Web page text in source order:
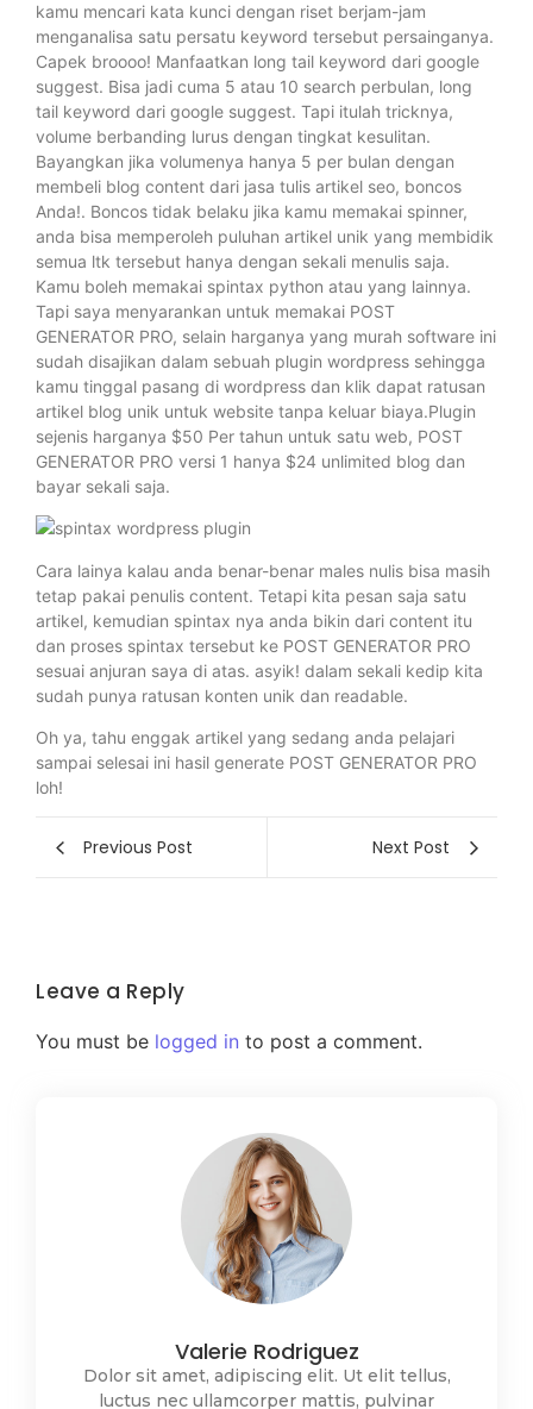
kamu mencari kata kunci dengan riset berjam-jam
menganalisa satu persatu keyword tersebut persainganya.
Capek broooo! Manfaatkan long tail keyword dari google
suggest. Bisa jadi cuma 5 atau 10 search perbulan, long
tail keyword dari google suggest. Tapi itulah tricknya,
volume berbanding lurus dengan tingkat kesulitan.
Bayangkan jika volumenya hanya 5 per bulan dengan
membeli blog content dari jasa tulis artikel seo, boncos
Anda!. Boncos tidak belaku jika kamu memakai spinner,
anda bisa memperoleh puluhan artikel unik yang membidik
semua ltk tersebut hanya dengan sekali menulis saja.
Kamu boleh memakai spintax python atau yang lainnya.
Tapi saya menyarankan untuk memakai POST
GENERATOR PRO, selain harganya yang murah software ini
sudah disajikan dalam sebuah plugin wordpress sehingga
kamu tinggal pasang di wordpress dan klik dapat ratusan
artikel blog unik untuk website tanpa keluar biaya.Plugin
sejenis harganya $50 Per tahun untuk satu web, POST
GENERATOR PRO versi 1 hanya $24 unlimited blog dan
bayar sekali saja.
Cara lainya kalau anda benar-benar males nulis bisa masih
tetap pakai penulis content. Tetapi kita pesan saja satu
artikel, kemudian spintax nya anda bikin dari content itu
dan proses spintax tersebut ke POST GENERATOR PRO
sesuai anjuran saya di atas. asyik! dalam sekali kedip kita
sudah punya ratusan konten unik dan readable.
Oh ya, tahu enggak artikel yang sedang anda pelajari
sampai selesai ini hasil generate POST GENERATOR PRO
loh!
Previous Post Next Post
Leave a Reply
You must be logged in to post a comment.
Valerie Rodriguez
Dolor sit amet, adipiscing elit. Ut elit tellus,
luctus nec ullamcorper mattis, pulvinar